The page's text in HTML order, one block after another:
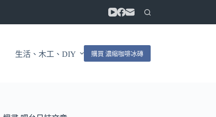
生活、木工、DIY 購買 濃縮咖啡冰磚